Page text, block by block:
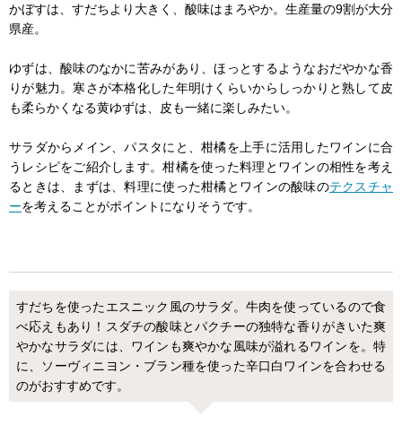
かぼすは、すだちより大きく、酸味はまろやか。生産量の9割が大分
県産。
ゆずは、酸味のなかに苦みがあり、ほっとするようなおだやかな香
りが魅力。寒さが本格化した年明けくらいからしっかりと熟して皮
も柔らかくなる黄ゆずは、皮も一緒に楽しみたい。
サラダからメイン、パスタにと、柑橘を上手に活用したワインに合
うレシピをご紹介します。柑橘を使った料理とワインの相性を考え
るときは、まずは、料理に使った柑橘とワインの酸味のテクスチャ
ーを考えることがポイントになりそうです。
すだちを使ったエスニック風のサラダ。牛肉を使っているので食
べ応えもあり！スダチの酸味とパクチーの独特な香りがきいた爽
やかなサラダには、ワインも爽やかな風味が溢れるワインを。特
に、ソーヴィニヨン・ブラン種を使った辛口白ワインを合わせる
のがおすすめです。